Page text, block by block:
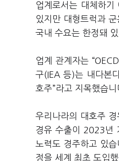
업계로서는 대체하
있지만 대형트럭과
국내 수요는 한정돼
업계 관계자는
구(IEA 등)는 내다본
호주”라고 지목했습니
우리나라의 대호주
경유 수출이 2023년
노력도 경주하고 있
정을 세계 최초 도입